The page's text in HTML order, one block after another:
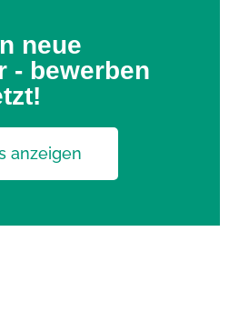
neue
- bewerben
anzeigen